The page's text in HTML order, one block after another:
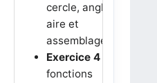
cercle, angle,
aire et
assemblage.
Exercice 4 :
fonctions